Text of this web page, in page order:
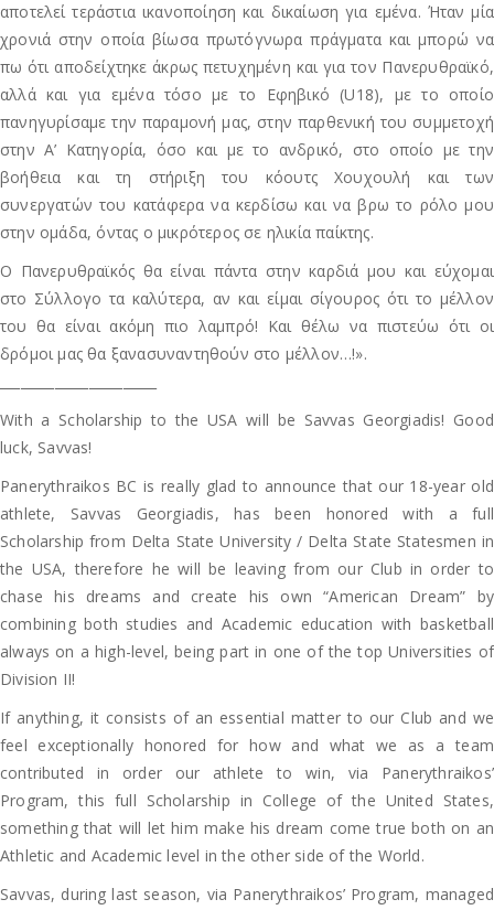
αποτελεί τεράστια ικανοποίηση και δικαίωση για εμένα. Ήταν μία
χρονιά στην οποία βίωσα πρωτόγνωρα πράγματα και μπορώ να
πω ότι αποδείχτηκε άκρως πετυχημένη και για τον Πανερυθραϊκό,
αλλά και για εμένα τόσο με το Εφηβικό (U18), με το οποίο
πανηγυρίσαμε την παραμονή μας, στην παρθενική του συμμετοχή
στην Α’ Κατηγορία, όσο και με το ανδρικό, στο οποίο με την
βοήθεια και τη στήριξη του κόουτς Χουχουλή και των
συνεργατών του κατάφερα να κερδίσω και να βρω το ρόλο μου
στην ομάδα, όντας ο μικρότερος σε ηλικία παίκτης.
Ο Πανερυθραϊκός θα είναι πάντα στην καρδιά μου και εύχομαι
στο Σύλλογο τα καλύτερα, αν και είμαι σίγουρος ότι το μέλλον
του θα είναι ακόμη πιο λαμπρό! Και θέλω να πιστεύω ότι οι
δρόμοι μας θα ξανασυναντηθούν στο μέλλον…!».
With a Scholarship to the USA will be Savvas Georgiadis! Good
luck, Savvas!
Panerythraikos BC is really glad to announce that our 18-year old
athlete, Savvas Georgiadis, has been honored with a full
Scholarship from Delta State University / Delta State Statesmen in
the USA, therefore he will be leaving from our Club in order to
chase his dreams and create his own “American Dream” by
combining both studies and Academic education with basketball
always on a high-level, being part in one of the top Universities of
Division II!
If anything, it consists of an essential matter to our Club and we
feel exceptionally honored for how and what we as a team
contributed in order our athlete to win, via Panerythraikos’
Program, this full Scholarship in College of the United States,
something that will let him make his dream come true both on an
Athletic and Academic level in the other side of the World.
Savvas, during last season, via Panerythraikos’ Program, managed